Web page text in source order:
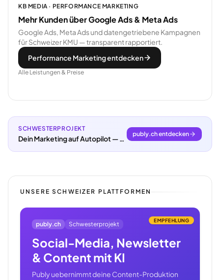
KB MEDIA · PERFORMANCE MARKETING
Mehr Kunden über Google Ads & Meta Ads
Google Ads, Meta Ads und datengetriebene Kampagnen
für Schweizer KMU — transparent rapportiert.
Performance Marketing entdecken
Alle Leistungen & Preise
SCHWESTERPROJEKT
Dein Marketing auf Autopilot — mit KI und publy.ch
publy.ch entdecken
UNSERE SCHWEIZER PLATTFORMEN
EMPFEHLUNG
publy.ch Schwesterprojekt
Social-Media, Newsletter
& Content mit KI
Publy uebernimmt deine Content-Produktion